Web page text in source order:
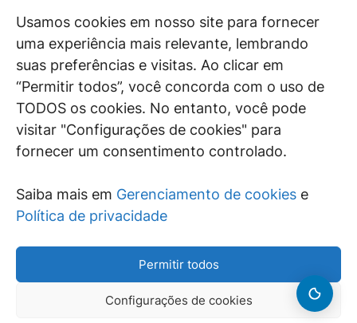
Usamos cookies em nosso site para fornecer
uma experiência mais relevante, lembrando
suas preferências e visitas. Ao clicar em
“Permitir todos”, você concorda com o uso de
TODOS os cookies. No entanto, você pode
visitar "Configurações de cookies" para
fornecer um consentimento controlado.
Saiba mais em Gerenciamento de cookies e
Política de privacidade
Permitir todos
Configurações de cookies
juristas e doutrinadores nacionais, se posicionam
diante de questões relevantes do cotidiano e
universo jurídico.
SIGA